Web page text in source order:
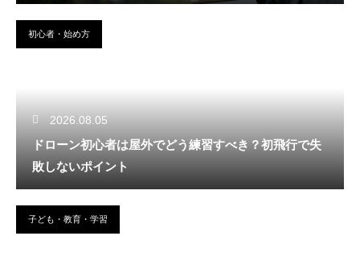
初心者・始め方
2026.08.05
ドローン初心者は屋外でどう練習すべき？初飛行で失
敗しないポイント
子ども・教育・学習